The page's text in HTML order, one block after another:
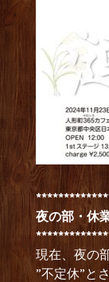
夜の部・休
現在、夜の
”不定休”と